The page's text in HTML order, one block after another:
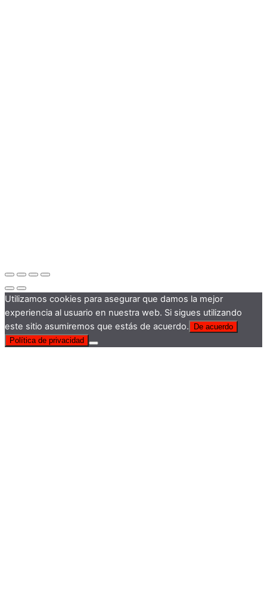
Utilizamos cookies para asegurar que damos la mejor
experiencia al usuario en nuestra web. Si sigues utilizando
este sitio asumiremos que estás de acuerdo.
De acuerdo
Política de privacidad